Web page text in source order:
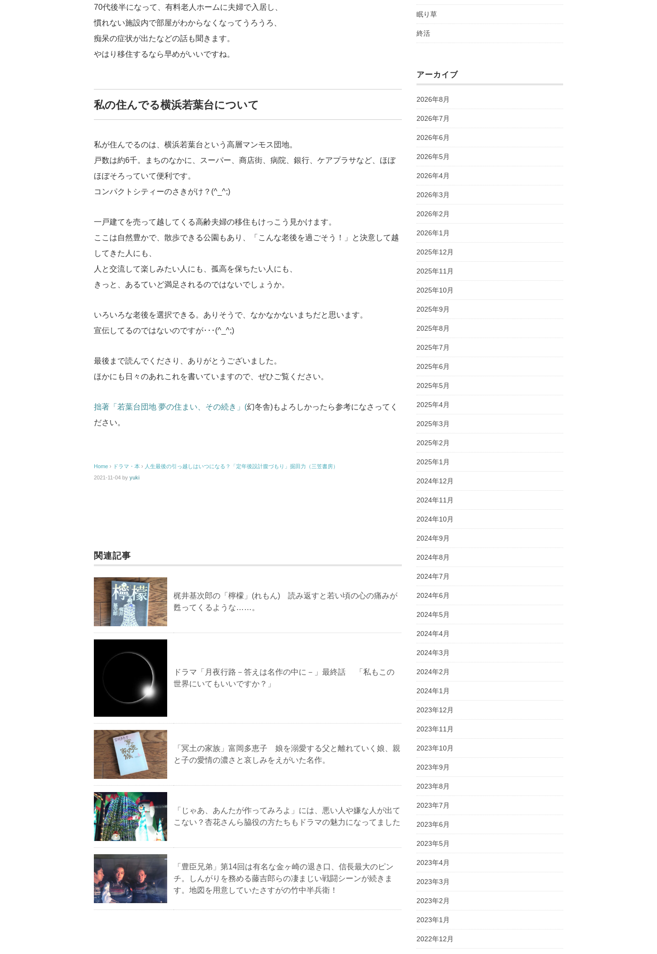
70代後半になって、有料老人ホームに夫婦で入居し、
慣れない施設内で部屋がわからなくなってうろうろ、
痴呆の症状が出たなどの話も聞きます。
やはり移住するなら早めがいいですね。
私の住んでる横浜若葉台について
私が住んでるのは、横浜若葉台という高層マンモス団地。
戸数は約6千。まちのなかに、スーパー、商店街、病院、銀行、ケアプラサなど、ほぼ
ほぼそろっていて便利です。
コンパクトシティーのさきがけ？(^_^;)
一戸建てを売って越してくる高齢夫婦の移住もけっこう見かけます。
ここは自然豊かで、散歩できる公園もあり、「こんな老後を過ごそう！」と決意して越
してきた人にも、
人と交流して楽しみたい人にも、孤高を保ちたい人にも、
きっと、あるていど満足されるのではないでしょうか。
いろいろな老後を選択できる。ありそうで、なかなかないまちだと思います。
宣伝してるのではないのですが･･･(^_^;)
最後まで読んでくださり、ありがとうございました。
ほかにも日々のあれこれを書いていますので、ぜひご覧ください。
拙著「若葉台団地 夢の住まい、その続き」(幻冬舎)もよろしかったら参考になさってく
ださい。
Home › ドラマ・本 › 人生最後の引っ越しはいつになる？「定年後設計腹づもり」掘田力（三笠書房）
2021-11-04 by yuki
関連記事
梶井基次郎の「檸檬」(れもん) 読み返すと若い頃の心の痛みが
甦ってくるような……。
ドラマ「月夜行路－答えは名作の中に－」最終話 「私もこの
世界にいてもいいですか？」
「冥土の家族」富岡多恵子 娘を溺愛する父と離れていく娘、親
と子の愛情の濃さと哀しみをえがいた名作。
「じゃあ、あんたが作ってみろよ」には、悪い人や嫌な人が出て
こない？杏花さんら脇役の方たちもドラマの魅力になってました
「豊臣兄弟」第14回は有名な金ヶ崎の退き口、信長最大のピン
チ。しんがりを務める藤吉郎らの凄まじい戦闘シーンが続きま
す。地図を用意していたさすがの竹中半兵衛！
眠り草
終活
アーカイブ
2026年8月
2026年7月
2026年6月
2026年5月
2026年4月
2026年3月
2026年2月
2026年1月
2025年12月
2025年11月
2025年10月
2025年9月
2025年8月
2025年7月
2025年6月
2025年5月
2025年4月
2025年3月
2025年2月
2025年1月
2024年12月
2024年11月
2024年10月
2024年9月
2024年8月
2024年7月
2024年6月
2024年5月
2024年4月
2024年3月
2024年2月
2024年1月
2023年12月
2023年11月
2023年10月
2023年9月
2023年8月
2023年7月
2023年6月
2023年5月
2023年4月
2023年3月
2023年2月
2023年1月
2022年12月